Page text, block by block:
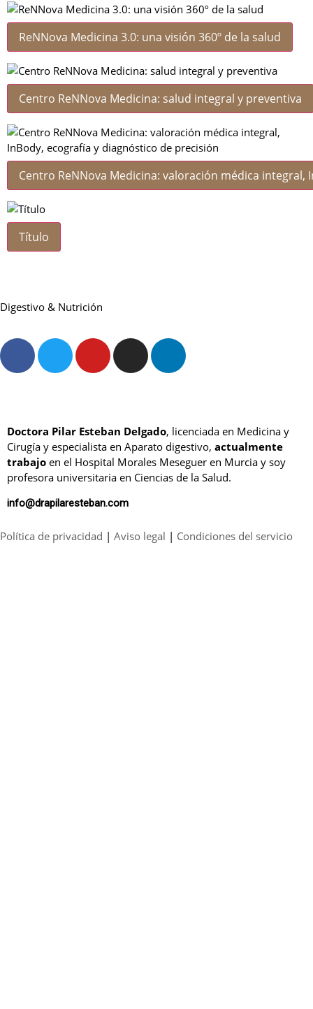
ReNNova Medicina 3.0: una visión 360º de la salud
Centro ReNNova Medicina: salud integral y preventiva
Centro ReNNova Medicina: valoración médica
Título
Digestivo & Nutrición
Doctora Pilar Esteban Delgado, licenciada en Medicina y
Cirugía y especialista en Aparato digestivo, actualmente
trabajo en el Hospital Morales Meseguer en Murcia y soy
profesora universitaria en Ciencias de la Salud.
info@drapilaresteban.com
Política de privacidad | Aviso legal | Condiciones del servicio